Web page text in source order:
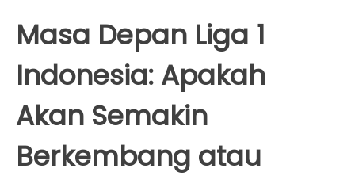
Masa Depan Liga 1
Indonesia: Apakah
Akan Semakin
Berkembang atau